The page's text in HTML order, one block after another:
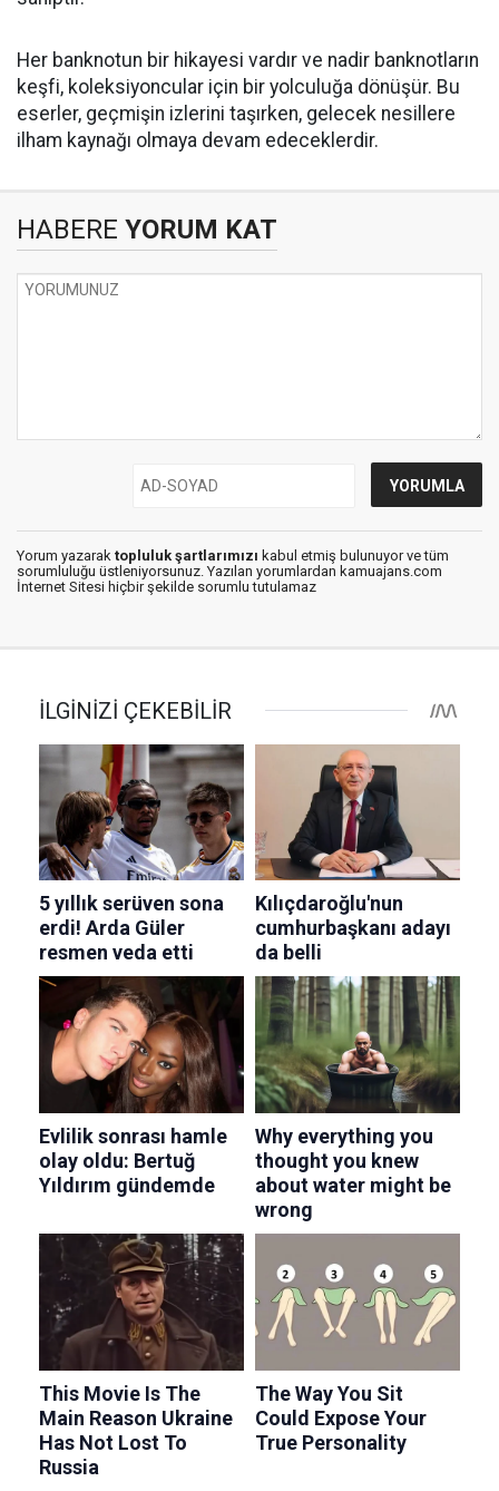
Her banknotun bir hikayesi vardır ve nadir banknotların
keşfi, koleksiyoncular için bir yolculuğa dönüşür. Bu
eserler, geçmişin izlerini taşırken, gelecek nesillere
ilham kaynağı olmaya devam edeceklerdir.
HABERE YORUM KAT
Yorum yazarak topluluk şartlarımızı kabul etmiş bulunuyor ve tüm
sorumluluğu üstleniyorsunuz. Yazılan yorumlardan kamuajans.com
İnternet Sitesi hiçbir şekilde sorumlu tutulamaz